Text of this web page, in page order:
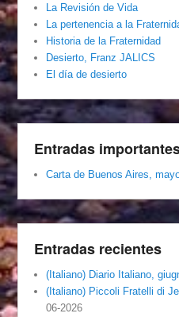
La Revisión de Vida
La pertenencia a la
Historia de la Fraternidad
Desierto, Franz JALICS
El día de desierto
Entradas
Carta de Buenos Aires,
Entradas recientes
(Italiano) Diario Italiano,
(Italiano) Piccoli Fratelli di
06-2026